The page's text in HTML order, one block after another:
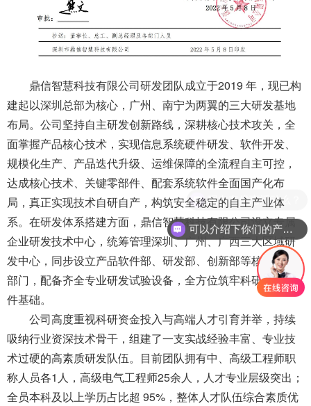
鼎信智慧科技有限公司研发团队成立于2019 年，现已构
建起以深圳总部为核心，广州、南宁为两翼的三大研发基地
布局。公司坚持自主研发创新路线，深耕核心技术攻关，全
面掌握产品核心技术，实现信息系统硬件研发、软件开发、
规模化生产、产品迭代升级、运维保障的全流程自主可控，
达成核心技术、关键零部件、配套系统软件全面国产化布
局，真正实现技术自研自产，构筑安全稳定的自主产业体
系。 在研发体系搭建方面，鼎信智慧科技有限公司设立专属
企业研发技术中心，统筹管理深圳、广州、广西三大区域研
发中心，同步设立产品软件部、研发部、创新部等核心职能
部门，配备齐全专业研发试验设备，全方位筑牢科研创新硬
件基础。
公司高度重视科研资金投入与高端人才引育并举，持续
吸纳行业资深技术骨干，组建了一支实战经验丰富、专业技
术过硬的高素质研发队伍。目前团队拥有中、高级工程师职
称人员各1人，高级电气工程师25余人，人才专业层级突出；
全员本科及以上学历占比超 95%，整体人才队伍综合素质优
可以介绍下你们的产品么？
现在有优惠活动么？